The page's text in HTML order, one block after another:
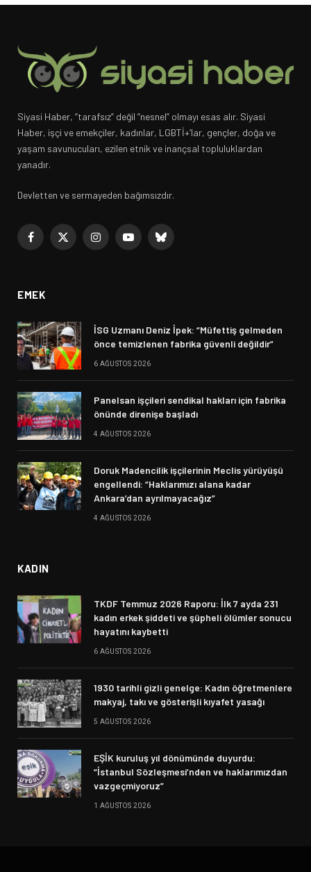
Siyasi Haber, “tarafsız” değil “nesnel” olmayı esas alır. Siyasi
Haber, işçi ve emekçiler, kadınlar, LGBTİ+’lar, gençler, doğa ve
yaşam savunucuları, ezilen etnik ve inançsal topluluklardan
yanadır.
Devletten ve sermayeden bağımsızdır.
Facebook
X
InstagramYouTubeBluesky
EMEK
İSG Uzmanı Deniz İpek: “Müfettiş gelmeden
önce temizlenen fabrika güvenli değildir”
6 AĞUSTOS 2026
Panelsan işçileri sendikal hakları için fabrika
önünde direnişe başladı
4 AĞUSTOS 2026
Doruk Madencilik işçilerinin Meclis yürüyüşü
engellendi: “Haklarımızı alana kadar
Ankara’dan ayrılmayacağız”
4 AĞUSTOS 2026
KADIN
TKDF Temmuz 2026 Raporu: İlk 7 ayda 231
kadın erkek şiddeti ve şüpheli ölümler sonucu
hayatını kaybetti
6 AĞUSTOS 2026
1930 tarihli gizli genelge: Kadın öğretmenlere
makyaj, takı ve gösterişli kıyafet yasağı
5 AĞUSTOS 2026
EŞİK kuruluş yıl dönümünde duyurdu:
“İstanbul Sözleşmesi’nden ve haklarımızdan
vazgeçmiyoruz”
1 AĞUSTOS 2026